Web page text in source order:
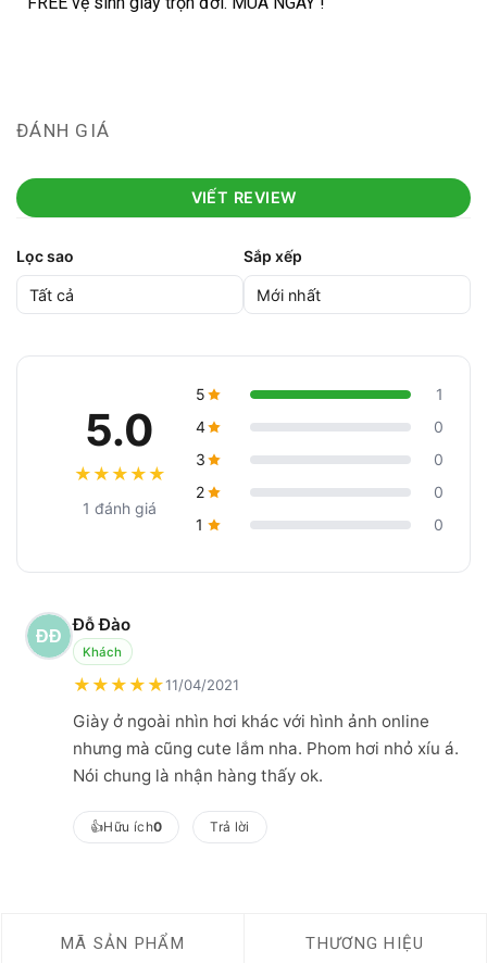
ĐÁNH GIÁ
VIẾT REVIEW
Lọc sao Sắp xếp
5.0
★ ★ ★ ★ ★
1 đánh giá
5
1
4
0
3
0
2
0
1
0
Đỗ Đào
Khách
★ ★ ★ ★ ★11/04/2021
Giày ở ngoài nhìn hơi khác với hình ảnh online
nhưng mà cũng cute lắm nha. Phom hơi nhỏ xíu á.
Nói chung là nhận hàng thấy ok.
👍Hữu ích0 Trả lời
MÃ SẢN PHẨM THƯƠNG HIỆU